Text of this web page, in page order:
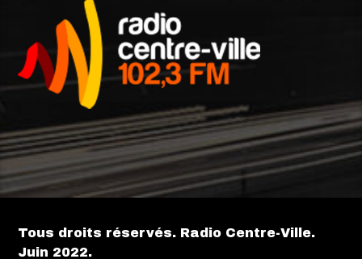
Tous droits réservés. Radio Centre-Ville.
Juin 2022.